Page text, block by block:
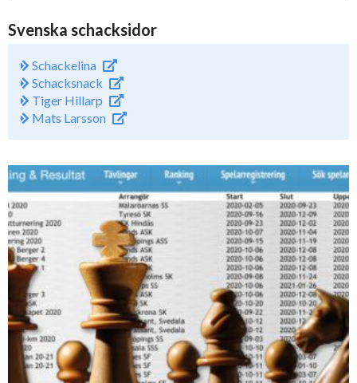
Svenska schacksidor
Schackelina
Schacksnack
Tiger Hillarp
Mats Larsson